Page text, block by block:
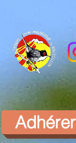
Adhérer